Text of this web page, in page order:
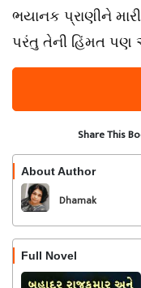
ભયાનક પ્રાણીને
પરંતુ તેની હિંમત
Share This
About Author
Dhamak
Full Novel